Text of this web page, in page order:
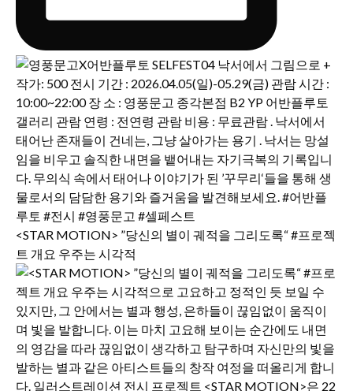
<STAR MOTION> ”당신의 별이 궤적을 그리도록“ #프로젝
트 개요 우주는 시각적